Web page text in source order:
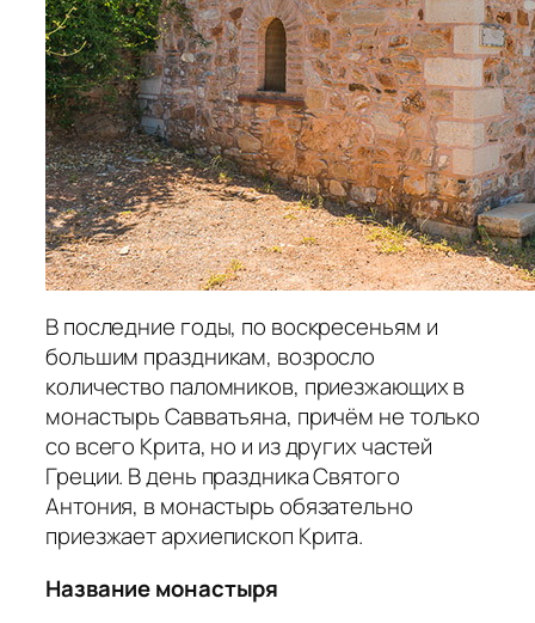
В последние годы, по воскресеньям и
большим праздникам, возросло
количество паломников, приезжающих в
монастырь Савватьяна, причём не только
со всего Крита, но и из других частей
Греции. В день праздника Святого
Антония, в монастырь обязательно
приезжает архиепископ Крита.
Название монастыря